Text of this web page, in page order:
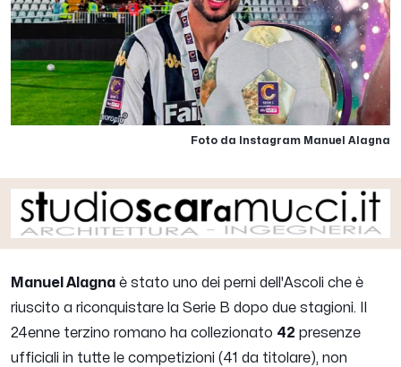
Foto da Instagram Manuel Alagna
Manuel Alagna è stato uno dei perni dell'Ascoli che è
riuscito a riconquistare la Serie B dopo due stagioni. Il
24enne terzino romano ha collezionato 42 presenze
ufficiali in tutte le competizioni (41 da titolare), non